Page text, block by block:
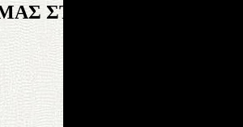
ΣΤΟ FACΕBOOK!